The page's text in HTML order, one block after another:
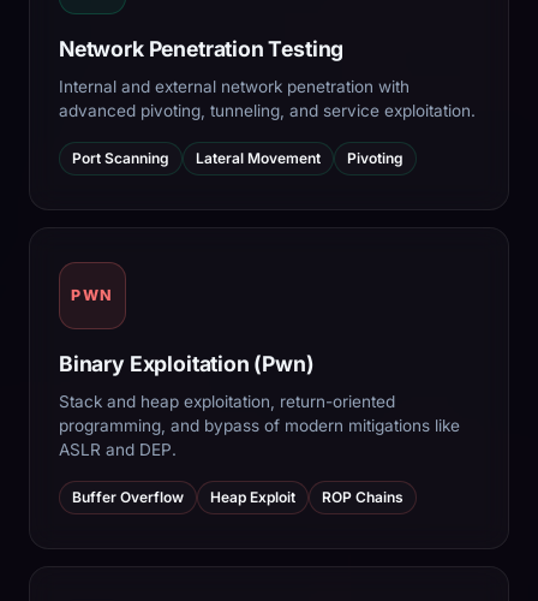
Network Penetration Testing
Internal and external network penetration with
advanced pivoting, tunneling, and service exploitation.
Port Scanning Lateral Movement Pivoting
PWN
Binary Exploitation (Pwn)
Stack and heap exploitation, return-oriented
programming, and bypass of modern mitigations like
ASLR and DEP.
Buffer Overflow Heap Exploit ROP Chains